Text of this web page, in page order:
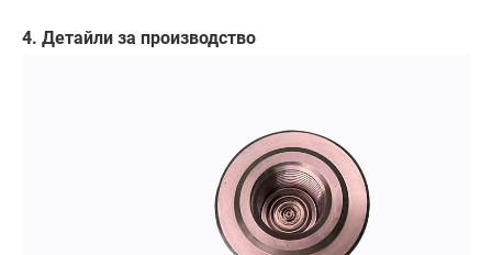
4. Детайли за производство